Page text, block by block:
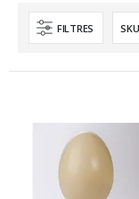
FILTRES